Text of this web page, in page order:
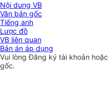
Nội dung VB
Văn bản gốc
Tiếng anh
Lược đồ
VB liên quan
Bản án áp dụng
Vui lòngĐăng ký tài khoản hoặc
gốc.